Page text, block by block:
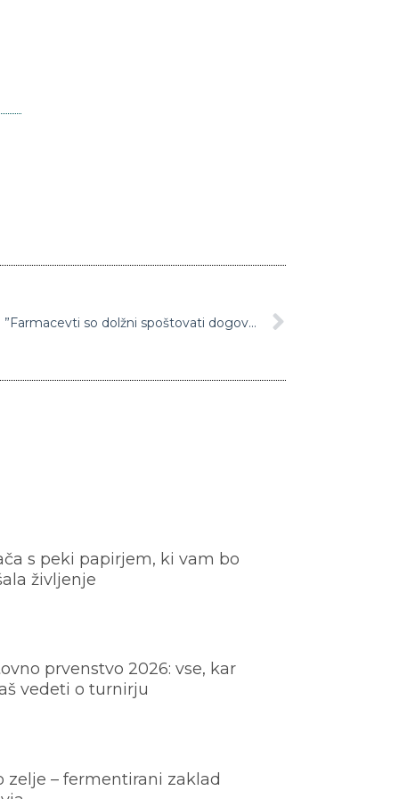
Von der Leynova udarila po mizi: ”Farmacevti so dolžni spoštovati dogovore, prejeli so milijarde vnaprej!”
s peki papirjem, ki vam bo
življenje
prvenstvo 2026: vse, kar
vedeti o turnirju
zelje – fermentirani zaklad